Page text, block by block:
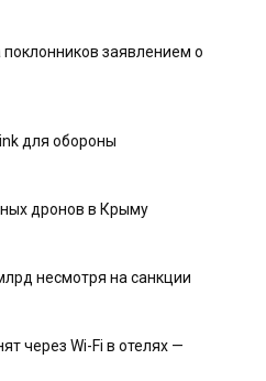
заявлением о
для обороны
дронов в Крыму
несмотря на санкции
через Wi-Fi в отелях —